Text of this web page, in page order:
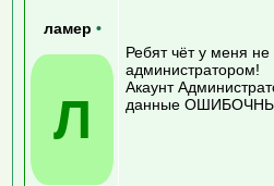
ламер •
Л
Ребят чёт у меня
администратором!
Акаунт
данные